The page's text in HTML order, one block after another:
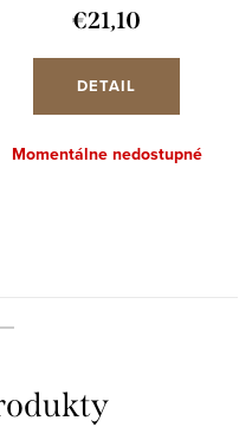
€21,10
DETAIL
Momentálne nedostupné